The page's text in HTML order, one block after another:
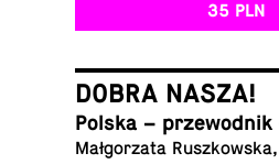
35 PLN
DOBRA NASZA!
Polska –
Mał­go­rza­ta